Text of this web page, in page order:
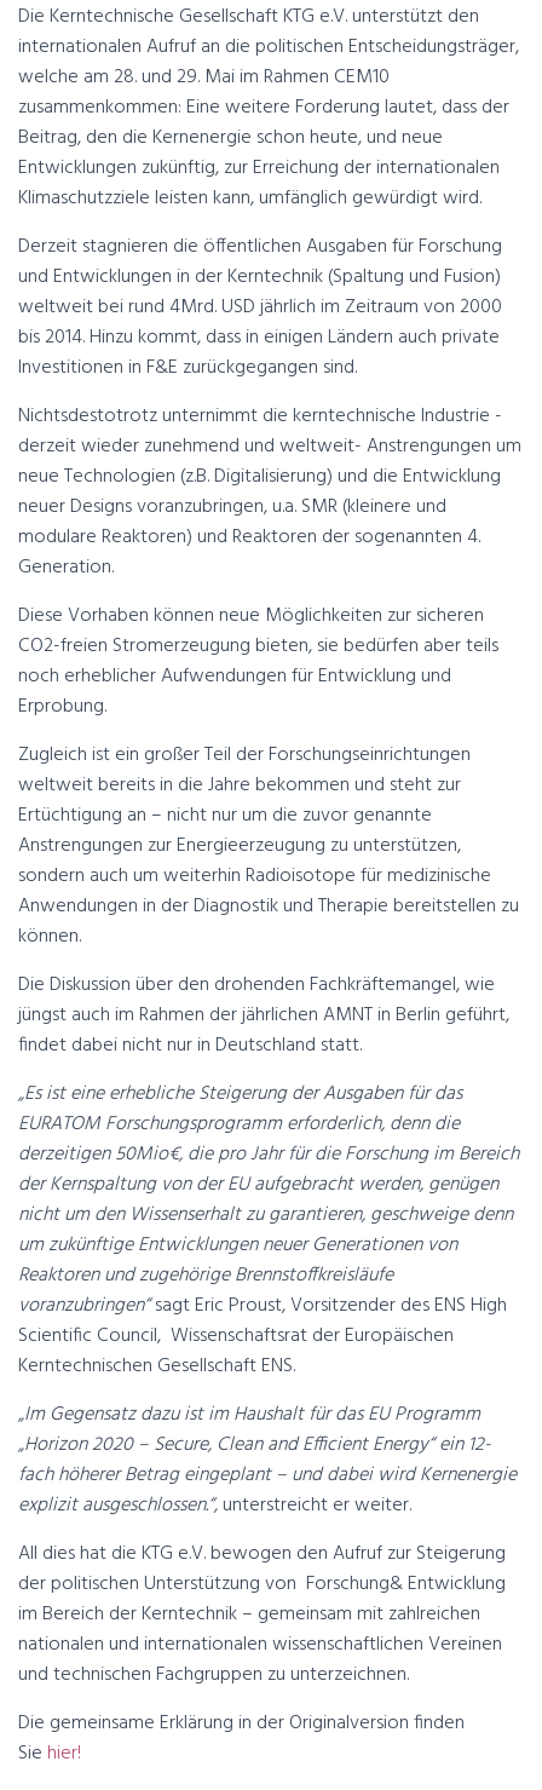
Die Kerntechnische Gesellschaft KTG e.V. unterstützt den
internationalen Aufruf an die politischen Entscheidungsträger,
welche am 28. und 29. Mai im Rahmen CEM10
zusammenkommen: Eine weitere Forderung lautet, dass der
Beitrag, den die Kernenergie schon heute, und neue
Entwicklungen zukünftig, zur Erreichung der internationalen
Klimaschutzziele leisten kann, umfänglich gewürdigt wird.
Derzeit stagnieren die öffentlichen Ausgaben für Forschung
und Entwicklungen in der Kerntechnik (Spaltung und Fusion)
weltweit bei rund 4Mrd. USD jährlich im Zeitraum von 2000
bis 2014. Hinzu kommt, dass in einigen Ländern auch private
Investitionen in F&E zurückgegangen sind.
Nichtsdestotrotz unternimmt die kerntechnische Industrie -
derzeit wieder zunehmend und weltweit- Anstrengungen um
neue Technologien (z.B. Digitalisierung) und die Entwicklung
neuer Designs voranzubringen, u.a. SMR (kleinere und
modulare Reaktoren) und Reaktoren der sogenannten 4.
Generation.
Diese Vorhaben können neue Möglichkeiten zur sicheren
CO2-freien Stromerzeugung bieten, sie bedürfen aber teils
noch erheblicher Aufwendungen für Entwicklung und
Erprobung.
Zugleich ist ein großer Teil der Forschungseinrichtungen
weltweit bereits in die Jahre bekommen und steht zur
Ertüchtigung an – nicht nur um die zuvor genannte
Anstrengungen zur Energieerzeugung zu unterstützen,
sondern auch um weiterhin Radioisotope für medizinische
Anwendungen in der Diagnostik und Therapie bereitstellen zu
können.
Die Diskussion über den drohenden Fachkräftemangel, wie
jüngst auch im Rahmen der jährlichen AMNT in Berlin geführt,
findet dabei nicht nur in Deutschland statt.
„Es ist eine erhebliche Steigerung der Ausgaben für das
EURATOM Forschungsprogramm erforderlich, denn die
derzeitigen 50Mio€, die pro Jahr für die Forschung im Bereich
der Kernspaltung von der EU aufgebracht werden, genügen
nicht um den Wissenserhalt zu garantieren, geschweige denn
um zukünftige Entwicklungen neuer Generationen von
Reaktoren und zugehörige Brennstoffkreisläufe
voranzubringen“sagt Eric Proust, Vorsitzender des ENS High
Scientific Council, Wissenschaftsrat der Europäischen
Kerntechnischen Gesellschaft ENS.
„Im Gegensatz dazu ist im Haushalt für das EU Programm
„Horizon 2020 – Secure, Clean and Efficient Energy“ ein 12-
fach höherer Betrag eingeplant – und dabei wird Kernenergie
explizit ausgeschlossen.“,unterstreicht er weiter.
All dies hat die KTG e.V. bewogen den Aufruf zur Steigerung
der politischen Unterstützung von Forschung& Entwicklung
im Bereich der Kerntechnik – gemeinsam mit zahlreichen
nationalen und internationalen wissenschaftlichen Vereinen
und technischen Fachgruppen zu unterzeichnen.
Die gemeinsame Erklärung in der Originalversion finden
Sie hier!